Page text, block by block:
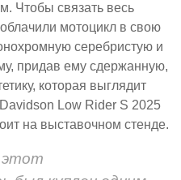
Чтобы связать весь
мотоцикл в свою
серебристую и
придав ему сдержанную,
которая выглядит
Low Rider S 2025
на выставочном стенде.
этот